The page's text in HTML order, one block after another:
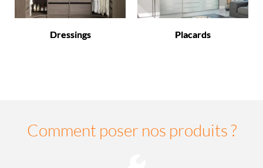
Dressings Placards
Comment poser nos produits ?